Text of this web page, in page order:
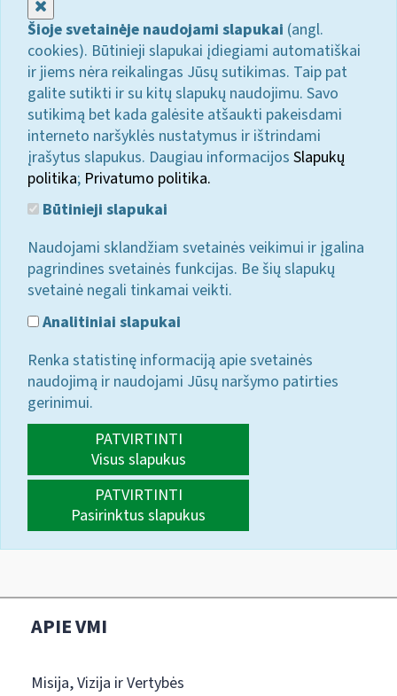
Šioje svetainėje naudojami slapukai (angl.
cookies). Būtinieji slapukai įdiegiami automatiškai
ir jiems nėra reikalingas Jūsų sutikimas. Taip pat
galite sutikti ir su kitų slapukų naudojimu. Savo
sutikimą bet kada galėsite atšaukti pakeisdami
interneto naršyklės nustatymus ir ištrindami
įrašytus slapukus. Daugiau informacijos Slapukų
politika; Privatumo politika.
Būtinieji slapukai
Naudojami sklandžiam svetainės veikimui ir įgalina
pagrindines svetainės funkcijas. Be šių slapukų
svetainė negali tinkamai veikti.
Analitiniai slapukai
Renka statistinę informaciją apie svetainės
naudojimą ir naudojami Jūsų naršymo patirties
gerinimui.
PATVIRTINTI
Visus slapukus
PATVIRTINTI
Pasirinktus slapukus
APIE VMI
Misija, Vizija ir Vertybės